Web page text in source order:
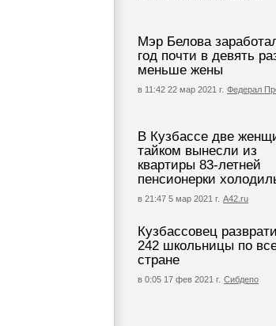
Мэр Белова
год почти в девять
меньше жены
в 11:42 22 мар 2021 г. Федерал
В Кузбассе две
тайком вынесли из
квартиры 83-летней
пенсионерки
в 21:47 5 мар 2021 г. А42.ru
Кузбассовец
242 школьницы по
стране
в 0:05 17 фев 2021 г. Сибдепо